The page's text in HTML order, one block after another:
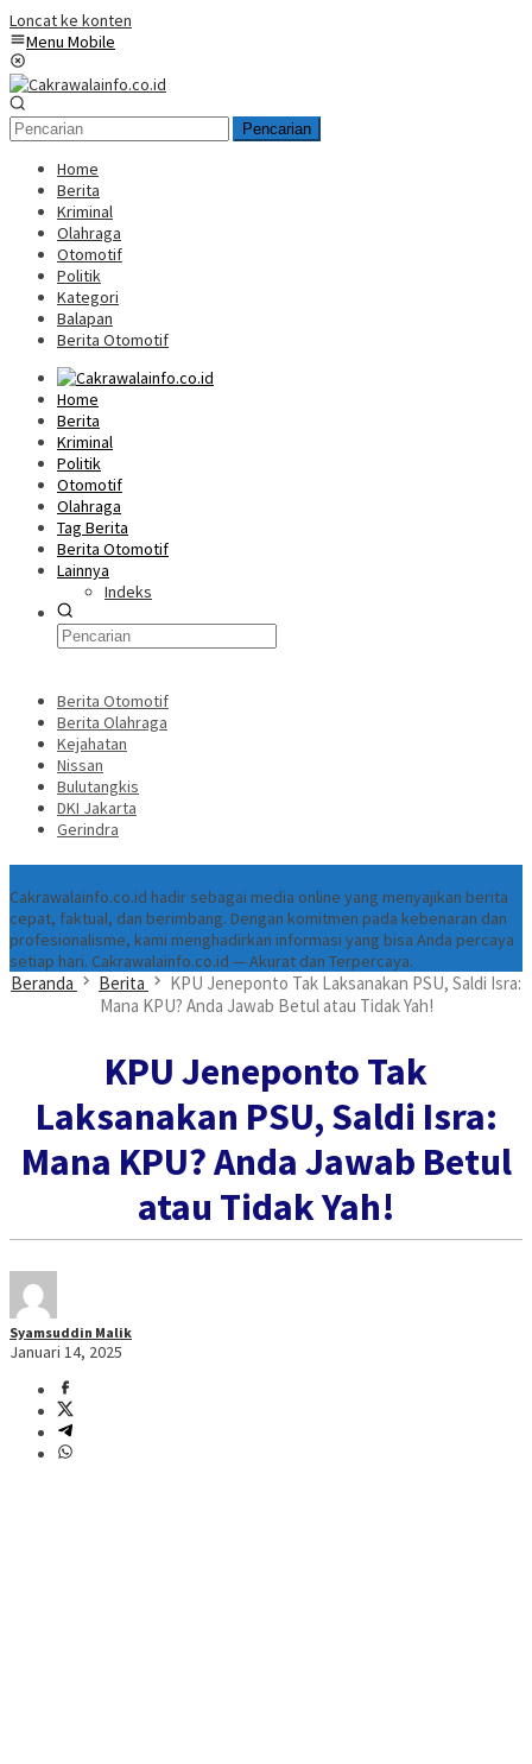
Loncat ke konten
Menu Mobile
Pencarian
Home
Berita
Kriminal
Olahraga
Otomotif
Politik
Kategori
Balapan
Berita Otomotif
Home
Berita
Kriminal
Politik
Otomotif
Olahraga
Tag Berita
Berita Otomotif
Lainnya
Indeks
Berita Otomotif
Berita Olahraga
Kejahatan
Nissan
Bulutangkis
DKI Jakarta
Gerindra
Cakrawalainfo.co.id hadir sebagai media online yang menyajikan berita
cepat, faktual, dan berimbang. Dengan komitmen pada kebenaran dan
profesionalisme, kami menghadirkan informasi yang bisa Anda percaya
setiap hari. Cakrawalainfo.co.id — Akurat dan Terpercaya.
Beranda Berita
KPU Jeneponto Tak Laksanakan PSU, Saldi Isra:
Mana KPU? Anda Jawab Betul atau Tidak Yah!
KPU Jeneponto Tak
Laksanakan PSU, Saldi Isra:
Mana KPU? Anda Jawab Betul
atau Tidak Yah!
Syamsuddin Malik
Januari 14, 2025